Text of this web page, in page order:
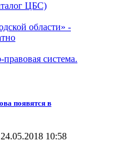
ЦБС)
области» -
система.
появятся в
10:58